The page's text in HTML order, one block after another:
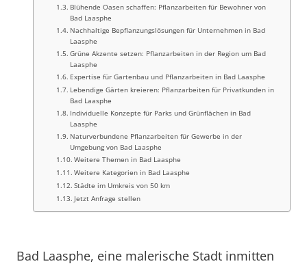
Blühende Oasen schaffen: Pflanzarbeiten für Bewohner von
Bad Laasphe
Nachhaltige Bepflanzungslösungen für Unternehmen in Bad
Laasphe
Grüne Akzente setzen: Pflanzarbeiten in der Region um Bad
Laasphe
Expertise für Gartenbau und Pflanzarbeiten in Bad Laasphe
Lebendige Gärten kreieren: Pflanzarbeiten für Privatkunden in
Bad Laasphe
Individuelle Konzepte für Parks und Grünflächen in Bad
Laasphe
Naturverbundene Pflanzarbeiten für Gewerbe in der
Umgebung von Bad Laasphe
Weitere Themen in Bad Laasphe
Weitere Kategorien in Bad Laasphe
Städte im Umkreis von 50 km
Jetzt Anfrage stellen
Bad Laasphe, eine malerische Stadt inmitten